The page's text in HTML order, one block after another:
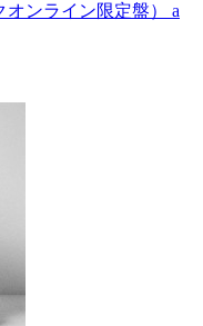
ンライン限定盤） a